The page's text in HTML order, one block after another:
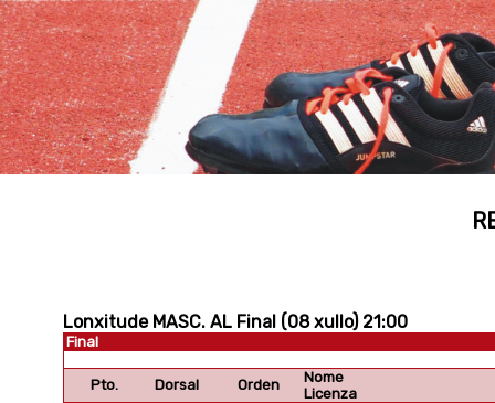
Final
Pto. Dorsal Orden
Nome
Licenza
Lonxitude MASC. AL Final (08 xullo) 21:00